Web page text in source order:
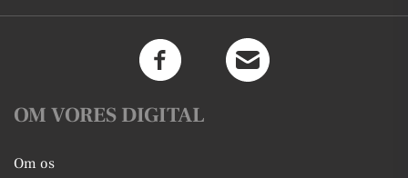
OM VORES DIGITAL
Om os